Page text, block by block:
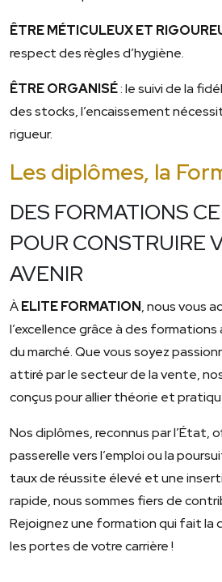
ÊTRE MÉTICULEUX ET
respect des règles d’hygiène.
ÊTRE ORGANISÉ: le suivi de la
des stocks, l’encaissement
rigueur.
Les diplômes, la
DES FORMATIONS
POUR CONSTRUIRE
AVENIR
ÀELITE FORMATION, nous vous
l’excellence grâce à des
du marché. Que vous soyez
attiré par le secteur de la vente,
conçus pour allier théorie et
Nos diplômes, reconnus par l’État,
passerelle vers l’emploi ou la
taux de réussite élevé et une
rapide, nous sommes fiers de
Rejoignez une formation qui fait la
les portes de votre carrière !